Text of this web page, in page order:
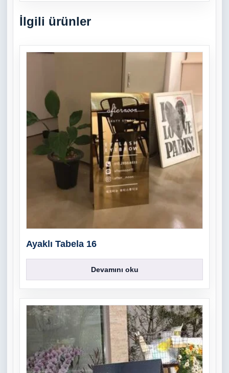
İlgili ürünler
Ayaklı Tabela 16
Devamını oku